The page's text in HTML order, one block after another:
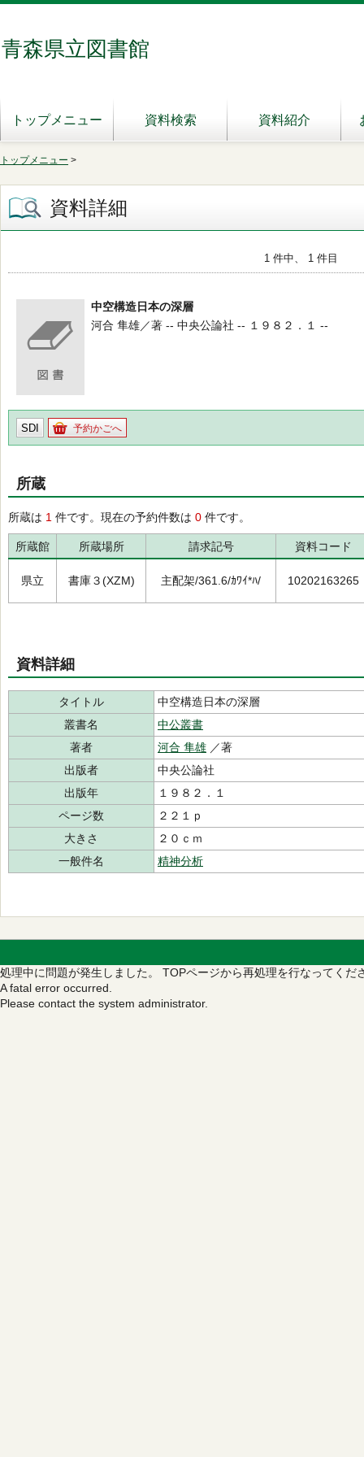
青森県立図書館
トップメニュー 資料検索 資料紹介
トップメニュー >
資料詳細
1 件中、 1 件目
中空構造日本の深層
河合 隼雄／著 -- 中央公論社 -- １９８２．１ --
SDI 予約かごへ
所蔵
所蔵は 1 件です。現在の予約件数は 0 件です。
所蔵館 所蔵場所 請求記号 資料コード
県立 書庫３(XZM) 主配架/361.6/ｶﾜｲ*ﾊ/ 10202163265
資料詳細
タイトル
中空構造日本の深層
叢書名
中公叢書
著者
河合 隼雄 ／著
出版者
中央公論社
出版年
１９８２．１
ページ数
２２１ｐ
大きさ
２０ｃｍ
一般件名
精神分析
処理中に問題が発生しました。 TOPページから再処理を行なってくだ
A fatal error occurred.
Please contact the system administrator.